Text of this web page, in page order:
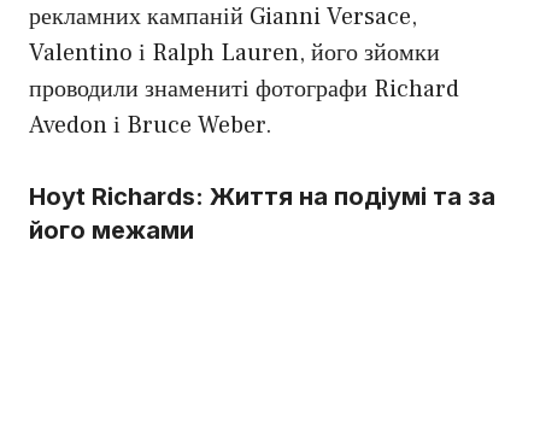
рекламних кампаній Gianni Versace,
Valentino і Ralph Lauren, його зйомки
проводили знамениті фотографи Richard
Avedon і Bruce Weber.
Hoyt Richards: Життя на подіумі та за
його межами